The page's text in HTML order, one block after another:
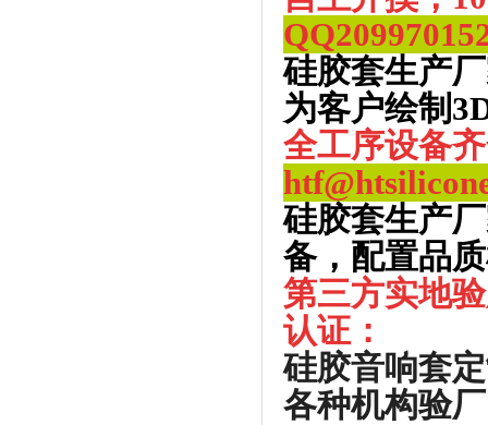
QQ
硅胶套生产
为客户绘制
全工序设备
硅胶套生产
备，配置品
第三方实地
认证：
硅胶音响套
各种机构验